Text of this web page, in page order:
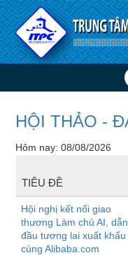
Truy cập nội dung luôn
Sự kiện
HỘI THẢO -
Hôm nay: 08/08/2026
TIÊU ĐỀ
Hội nghị kết nối giao
thương Làm chủ AI, dẫn
đầu tương lai xuất khẩu
cùng Alibaba.com